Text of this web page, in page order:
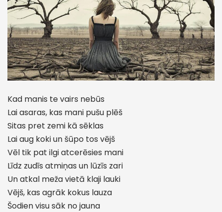
Kad manis te vairs nebūs
Lai asaras, kas mani pušu plēš
Sitas pret zemi kā sēklas
Lai aug koki un šūpo tos vējš
Vēl tik pat ilgi atcerēsies mani
Līdz zudīs atmiņas un lūzīs zari
Un atkal meža vietā klaji lauki
Vējš, kas agrāk kokus lauza
Šodien visu sāk no jauna